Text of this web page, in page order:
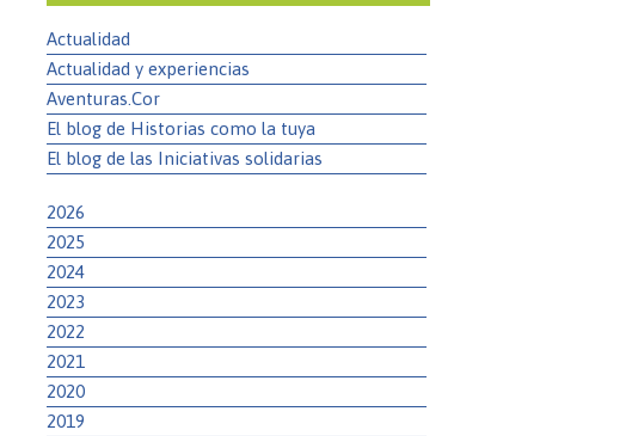
Actualidad
Actualidad y experiencias
Aventuras.Cor
El blog de Historias como la tuya
El blog de las Iniciativas solidarias
2026
2025
2024
2023
2022
2021
2020
2019